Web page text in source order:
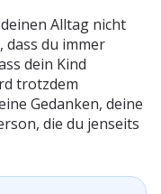
Alltag nicht
dass du immer
dein Kind
trotzdem
Gedanken, deine
die du jenseits